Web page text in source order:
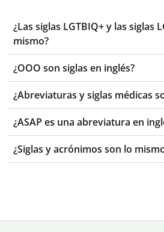
¿Las siglas LGTBIQ+ y las siglas
mismo?
¿OOO son siglas en inglés?
¿Abreviaturas y siglas médicas
¿ASAP es una abreviatura en
¿Siglas y acrónimos son lo